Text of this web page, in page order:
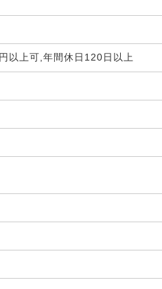
以上可,年間休日120日以上